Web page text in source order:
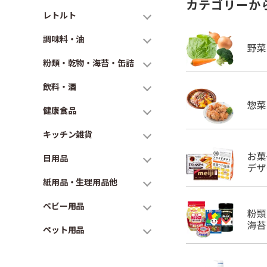
レトルト
調味料・油
粉類・乾物・海苔・缶詰
飲料・酒
健康食品
キッチン雑貨
日用品
紙用品・生理用品他
ベビー用品
ペット用品
カテゴリーか